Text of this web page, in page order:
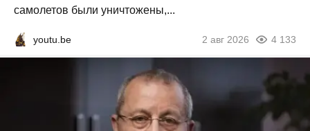
самолетов были уничтожены,...
youtu.be 2 авг 2026 4 133